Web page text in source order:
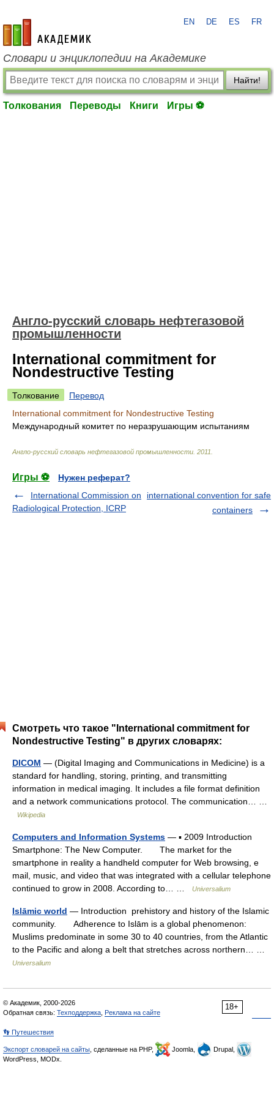
academic.ru
EN DE ES FR
Словари и энциклопедии на Академике
Найти!
Толкования Переводы Книги Игры ⚽
Англо-русский словарь нефтегазовой
промышленности
International commitment for
Nondestructive Testing
Толкование
Перевод
International commitment for Nondestructive Testing
Международный комитет по неразрушающим испытаниям
Англо-русский словарь нефтегазовой промышленности 2011
Игры ⚽
Нужен реферат?
International Commission on
Radiological Protection, ICRP
international convention for safe
containers
Смотреть что такое "International commitment for
Nondestructive Testing" в других словарях:
DICOM — (Digital Imaging and Communications in Medicine) is a
standard for handling, storing, printing, and transmitting
information in medical imaging. It includes a file format definition
and a network communications protocol. The communication… …
Wikipedia
Computers and Information Systems — ▪ 2009 Introduction
Smartphone: The New Computer. The market for the
smartphone in reality a handheld computer for Web browsing, e
mail, music, and video that was integrated with a cellular telephone
continued to grow in 2008. According to… …
Universalium
Islāmic world — Introduction prehistory and history of the Islamic
community. Adherence to Islām is a global phenomenon:
Muslims predominate in some 30 to 40 countries, from the Atlantic
to the Pacific and along a belt that stretches across northern… …
Universalium
18+
© Академик, 2000-2026
Обратная связь: Техподдержка Реклама на сайте
👣 Путешествия
Экспорт словарей на сайты , сделанные на PHP, Joomla,
Drupal,
WordPress, MODx.